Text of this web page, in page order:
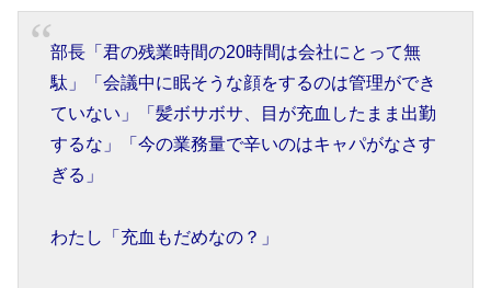
部長「君の残業時間の20時間は会社にとって無
駄」「会議中に眠そうな顔をするのは管理ができ
ていない」「髪ボサボサ、目が充血したまま出勤
するな」「今の業務量で辛いのはキャパがなさす
ぎる」
わたし「充血もだめなの？」